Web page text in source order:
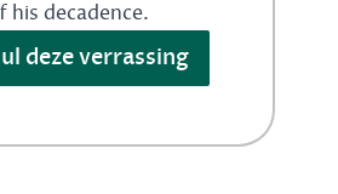
his decadence.
deze verrassing